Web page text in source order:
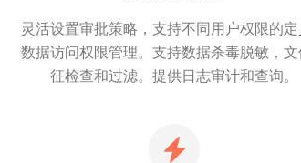
灵活设置审批策略，支持不同用户权限的
数据访问权限管理。支持数据杀毒脱敏，
征检查和过滤。提供日志审计和查询。